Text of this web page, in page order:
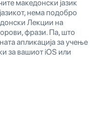
македонски јазик
нема подобро
Лекции на
фрази. Па, што
апликација за учење
за вашиот iOS или